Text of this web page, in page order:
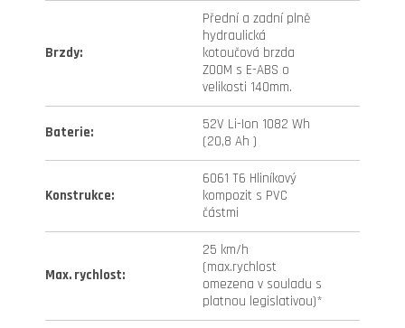
Brzdy:
Přední a zadní plně
hydraulická
kotoučová brzda
ZOOM s E-ABS o
velikosti 140mm.
Baterie:
52V Li-Ion 1082 Wh
(20,8 Ah )
Konstrukce:
6061 T6 Hliníkový
kompozit s PVC
částmi
Max. rychlost:
25 km/h
(max.rychlost
omezena v souladu s
platnou legislativou)*